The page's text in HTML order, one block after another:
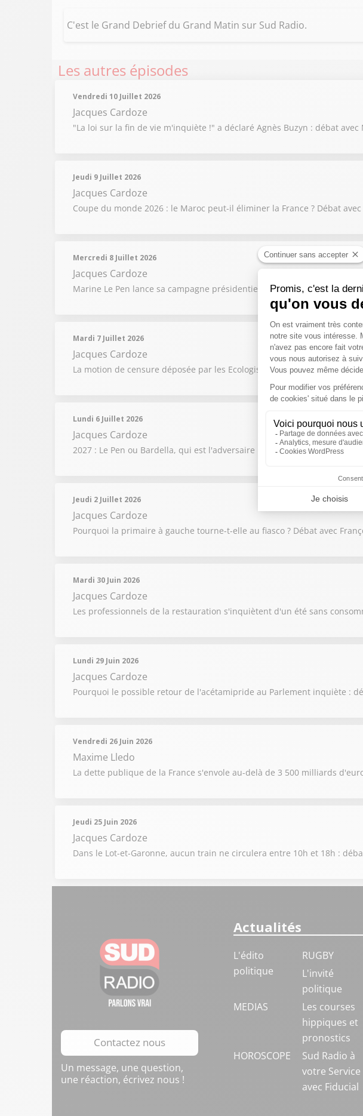
C'est le Grand Debrief du Grand Matin sur Sud Radio.
Les autres épisodes
Vendredi 10 Juillet 2026
Jacques Cardoze
"La loi sur la fin de vie m'inquiète !" a déclaré Agnès Buzyn : débat
Jeudi 9 Juillet 2026
Jacques Cardoze
Coupe du monde 2026 : le Maroc peut-il éliminer la France ? Débat avec
Mercredi 8 Juillet 2026
Jacques Cardoze
Marine Le Pen lance sa campagne présidentielle : débat avec Elisabeth
Mardi 7 Juillet 2026
Jacques Cardoze
La motion de censure déposée par les Ecologistes a échoué, faute
Lundi 6 Juillet 2026
Jacques Cardoze
2027 : Le Pen ou Bardella, qui est l'adversaire le plus redoutable pour
Jeudi 2 Juillet 2026
Jacques Cardoze
Pourquoi la primaire à gauche tourne-t-elle au fiasco ? Débat avec
Mardi 30 Juin 2026
Jacques Cardoze
Les professionnels de la restauration s'inquiètent d'un été sans
Lundi 29 Juin 2026
Jacques Cardoze
Pourquoi le possible retour de l'acétamipride au Parlement inquiète :
Vendredi 26 Juin 2026
Maxime Lledo
La dette publique de la France s'envole au-delà de 3 500 milliards
Jeudi 25 Juin 2026
Jacques Cardoze
Dans le Lot-et-Garonne, aucun train ne circulera entre 10h et 18h :
Contactez nous
Un message, une question,
une réaction, écrivez nous !
Actualités
L'édito
politique
RUGBY
L'invité
politique
MEDIAS
Les courses
hippiques et
pronostics
HOROSCOPE
Sud Radio à
votre Service
avec Fiducial